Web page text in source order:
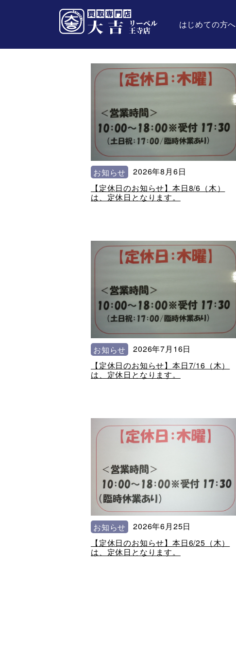
はじめての方へ
お知らせ
2026年8月6日
【定休日のお知らせ】本日8/6（木）
は、定休日となります。
お知らせ
2026年7月16日
【定休日のお知らせ】本日7/16（木）
は、定休日となります。
お知らせ
2026年6月25日
【定休日のお知らせ】本日6/25（木）
は、定休日となります。